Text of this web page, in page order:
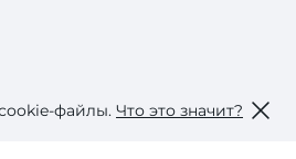
файлы. Что это значит?